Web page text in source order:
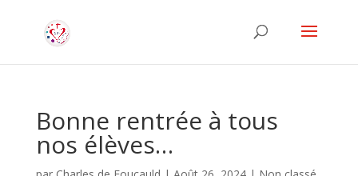
Bonne rentrée à tous
nos élèves…